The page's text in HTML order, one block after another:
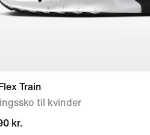
Train
til kvinder
kr.
kr.